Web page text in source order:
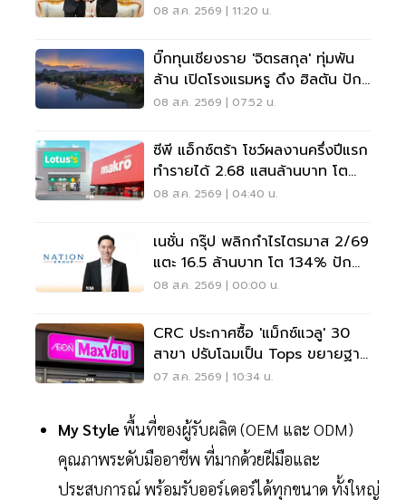
08 ส.ค. 2569 | 11:20 น.
บิ๊กทุนเชียงราย 'จิตรสกุล' ทุ่มพัน
ล้าน เปิดโรงแรมหรู ดึง ฮิลตัน ปัก
หมุดแบรนด์ใหม่
08 ส.ค. 2569 | 07:52 น.
ซีพี แอ็กซ์ตร้า โชว์ผลงานครึ่งปีแรก
ทำรายได้ 2.68 แสนล้านบาท โต
3.6%
08 ส.ค. 2569 | 04:40 น.
เนชั่น กรุ๊ป พลิกกำไรไตรมาส 2/69
แตะ 16.5 ล้านบาท โต 134% ปัก
หมุดสู่ ‘มีเดียเทค’
08 ส.ค. 2569 | 00:00 น.
CRC ประกาศซื้อ 'แม็กซ์แวลู' 30
สาขา ปรับโฉมเป็น Tops ขยายฐาน
ลูกค้าเพิ่ม 9 แสนราย
07 ส.ค. 2569 | 10:34 น.
My Style พื้นที่ของผู้รับผลิต (OEM และ ODM)
คุณภาพระดับมืออาชีพ ที่มากด้วยฝีมือและ
ประสบการณ์ พร้อมรับออร์เดอร์ได้ทุกขนาด ทั้งใหญ่